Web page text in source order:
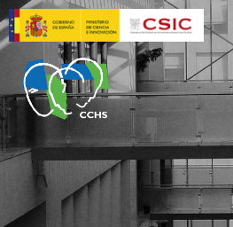
Skip
to
main
content